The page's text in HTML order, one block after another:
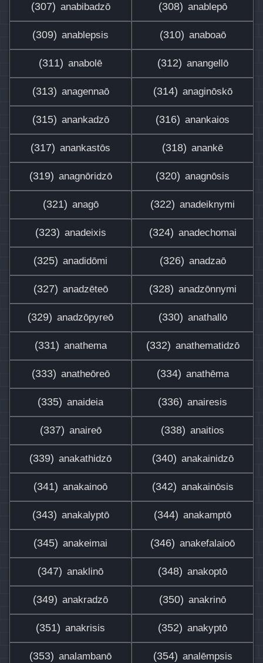
(307) anabibadzō (308) anablepō
(309) anablepsis (310) anaboaō
(311) anabolē (312) anangellō
(313) anagennaō (314) anaginōskō
(315) anankadzō (316) anankaios
(317) anankastōs (318) anankē
(319) anagnōridzō (320) anagnōsis
(321) anagō (322) anadeiknymi
(323) anadeixis (324) anadechomai
(325) anadidōmi (326) anadzaō
(327) anadzēteō (328) anadzōnnymi
(329) anadzōpyreō (330) anathallō
(331) anathema (332) anathematidzō
(333) anatheōreō (334) anathēma
(335) anaideia (336) anairesis
(337) anaireō (338) anaitios
(339) anakathidzō (340) anakainidzō
(341) anakainoō (342) anakainōsis
(343) anakalyptō (344) anakamptō
(345) anakeimai (346) anakefalaioō
(347) anaklinō (348) anakoptō
(349) anakradzō (350) anakrinō
(351) anakrisis (352) anakyptō
(353) analambanō (354) analēmpsis